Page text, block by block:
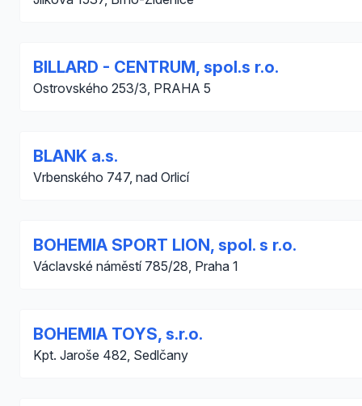
BILLARD - CENTRUM, spol.s r.o.
Ostrovského 253/3, PRAHA 5
BLANK a.s.
Vrbenského 747, nad Orlicí
BOHEMIA SPORT LION, spol. s r.o.
Václavské náměstí 785/28, Praha 1
BOHEMIA TOYS, s.r.o.
Kpt. Jaroše 482, Sedlčany